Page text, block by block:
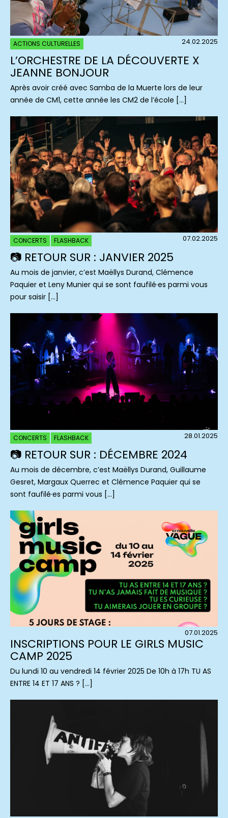
ACTIONS CULTURELLES 24.02.2025
L’ORCHESTRE DE LA DÉCOUVERTE X
JEANNE BONJOUR
Après avoir créé avec Samba de la Muerte lors de leur
année de CM1, cette année les CM2 de l’école […]
CONCERTS FLASHBACK 07.02.2025
📷 RETOUR SUR : JANVIER 2025
Au mois de janvier, c’est Maëllys Durand, Clémence
Paquier et Leny Munier qui se sont faufilé·es parmi vous
pour saisir […]
CONCERTS FLASHBACK 28.01.2025
📷 RETOUR SUR : DÉCEMBRE 2024
Au mois de décembre, c’est Maëllys Durand, Guillaume
Gesret, Margaux Querrec et Clémence Paquier qui se
sont faufilé·es parmi vous […]
07.01.2025
INSCRIPTIONS POUR LE GIRLS MUSIC
CAMP 2025
Du lundi 10 au vendredi 14 février 2025 De 10h à 17h TU AS
ENTRE 14 ET 17 ANS ? […]